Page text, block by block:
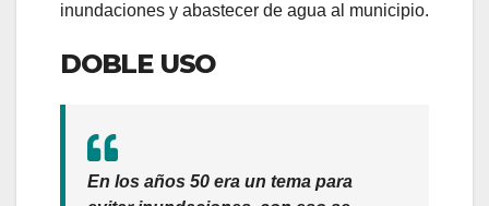
inundaciones y abastecer de agua al municipio.
DOBLE USO
En los años 50 era un tema para